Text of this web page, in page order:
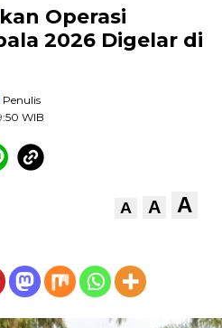
Operasi
2026 Digelar di
Penulis
WIB
A A A